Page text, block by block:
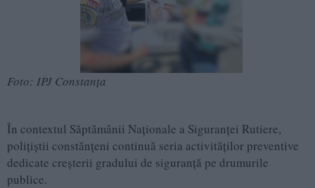
Foto: IPJ Constanța
În contextul Săptămânii Naționale a Siguranței Rutiere,
polițiștii constănțeni continuă seria activităților preventive
dedicate creșterii gradului de siguranță pe drumurile
publice.